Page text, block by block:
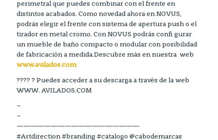
perimetral que puedes combinar con el frente en
distintos acabados. Como novedad ahora en NOVUS,
podrás elegir el frente con sistema de apertura push o el
tirador en metal cromo. Con NOVUS podrás confi gurar
un mueble de baño compacto o modular con posibilidad
de fabricación a medida.Descubre más en nuestra web
www.avilados.com
???? ? Puedes acceder a su descarga a través de la web
WWW. AVILADOS.COM
–
–
——————————————————
#Artdirection #branding #catalogo @cabodemarcas